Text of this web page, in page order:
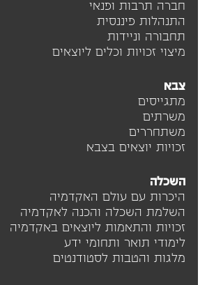
חברה תרבות ופנאי
התנהלות פיננסית
תחבורה וניידות
מיצוי זכויות וכלים ליוצאים
צבא
מתגייסים
משרתים
משתחררים
זכויות יוצאים בצבא
השכלה
היכרות עם עולם האקדמיה
השלמת השכלה והכנה לאקדמיה
זכויות והתאמות ליוצאים באקדמיה
לימודי תואר ותחומי ידע
מלגות והטבות לסטודנטים